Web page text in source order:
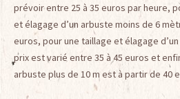
prévoir entre 25 à 35 euros par heure,
et élagage d’un arbuste moins de 6
euros, pour une taillage et élagage
prix est varié entre 35 à 45 euros et
arbuste plus de 10 m est à partir de 40